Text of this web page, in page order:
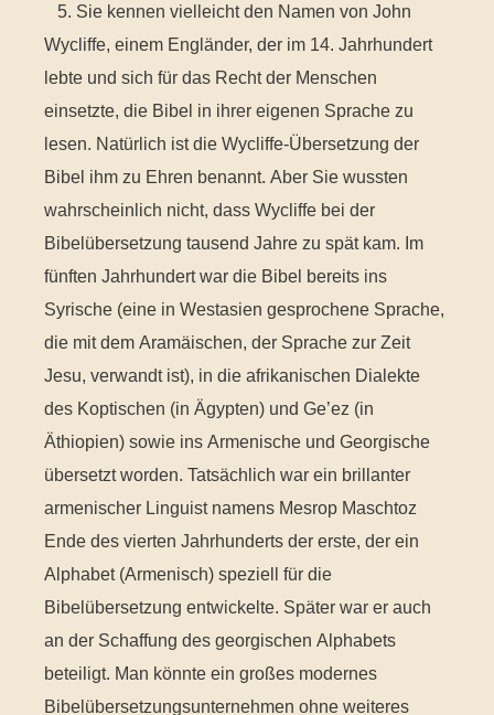
5. Sie kennen vielleicht den Namen von John
Wycliffe, einem Engländer, der im 14. Jahrhundert
lebte und sich für das Recht der Menschen
einsetzte, die Bibel in ihrer eigenen Sprache zu
lesen. Natürlich ist die Wycliffe-Übersetzung der
Bibel ihm zu Ehren benannt. Aber Sie wussten
wahrscheinlich nicht, dass Wycliffe bei der
Bibelübersetzung tausend Jahre zu spät kam. Im
fünften Jahrhundert war die Bibel bereits ins
Syrische (eine in Westasien gesprochene Sprache,
die mit dem Aramäischen, der Sprache zur Zeit
Jesu, verwandt ist), in die afrikanischen Dialekte
des Koptischen (in Ägypten) und Ge’ez (in
Äthiopien) sowie ins Armenische und Georgische
übersetzt worden. Tatsächlich war ein brillanter
armenischer Linguist namens Mesrop Maschtoz
Ende des vierten Jahrhunderts der erste, der ein
Alphabet (Armenisch) speziell für die
Bibelübersetzung entwickelte. Später war er auch
an der Schaffung des georgischen Alphabets
beteiligt. Man könnte ein großes modernes
Bibelübersetzungsunternehmen ohne weiteres